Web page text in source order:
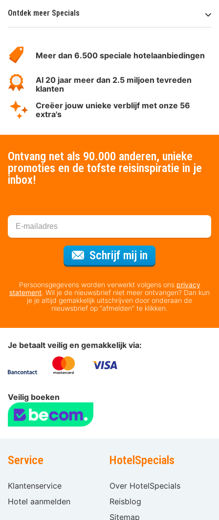
Ontdek meer Specials
HotelSpecials
Meer dan 6.500 speciale hotelaanbiedingen
Al 20 jaar meer dan 2.5 miljoen tevreden
klanten
Creëer jouw unieke verblijf met onze 56
extra's
Ontvang net als 90.000 anderen, unieke
promoties en de tofste reisinspiratie in je
inbox!
Schrijf mij in
Persoonsgegevens worden verwerkt volgens ons privacy
statement. Wil je de nieuwsbrief niet meer ontvangen? Dan kun
je je altijd gemakkelijk uitschrijven door onderaan de
nieuwsbrief op “afmelden” te klikken.
Je betaalt veilig en gemakkelijk via:
Veilig boeken
Service
Klantenservice
Hotel aanmelden
HotelSpecials
Over HotelSpecials
Reisblog
Sitemap